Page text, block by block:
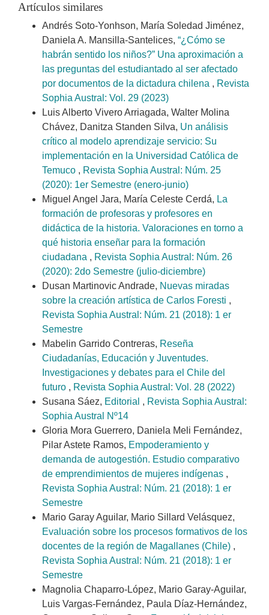
Artículos similares
Andrés Soto-Yonhson, María Soledad Jiménez,
Daniela A. Mansilla-Santelices, “¿Cómo se
habrán sentido los niños?” Una aproximación a
las preguntas del estudiantado al ser afectado
por documentos de la dictadura chilena , Revista
Sophia Austral: Vol. 29 (2023)
Luis Alberto Vivero Arriagada, Walter Molina
Chávez, Danitza Standen Silva, Un análisis
crítico al modelo aprendizaje servicio: Su
implementación en la Universidad Católica de
Temuco , Revista Sophia Austral: Núm. 25
(2020): 1er Semestre (enero-junio)
Miguel Angel Jara, María Celeste Cerdá, La
formación de profesoras y profesores en
didáctica de la historia. Valoraciones en torno a
qué historia enseñar para la formación
ciudadana , Revista Sophia Austral: Núm. 26
(2020): 2do Semestre (julio-diciembre)
Dusan Martinovic Andrade, Nuevas miradas
sobre la creación artística de Carlos Foresti ,
Revista Sophia Austral: Núm. 21 (2018): 1 er
Semestre
Mabelin Garrido Contreras, Reseña
Ciudadanías, Educación y Juventudes.
Investigaciones y debates para el Chile del
futuro , Revista Sophia Austral: Vol. 28 (2022)
Susana Sáez, Editorial , Revista Sophia Austral:
Sophia Austral Nº14
Gloria Mora Guerrero, Daniela Meli Fernández,
Pilar Astete Ramos, Empoderamiento y
demanda de autogestión. Estudio comparativo
de emprendimientos de mujeres indígenas ,
Revista Sophia Austral: Núm. 21 (2018): 1 er
Semestre
Mario Garay Aguilar, Mario Sillard Velásquez,
Evaluación sobre los procesos formativos de los
docentes de la región de Magallanes (Chile) ,
Revista Sophia Austral: Núm. 21 (2018): 1 er
Semestre
Magnolia Chaparro-López, Mario Garay-Aguilar,
Luis Vargas-Fernández, Paula Díaz-Hernández,